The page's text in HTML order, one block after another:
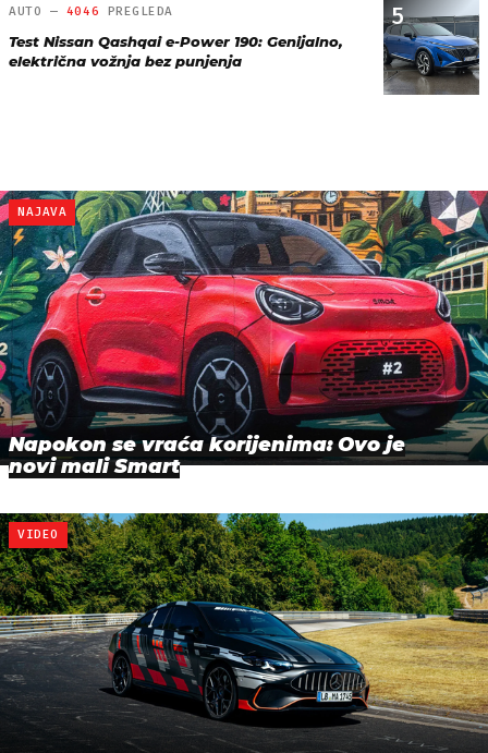
5
AUTO — 4046 PREGLEDA
Test Nissan Qashqai e-Power 190: Genijalno,
električna vožnja bez punjenja
NAJAVA
Napokon se vraća korijenima: Ovo je
novi mali Smart
VIDEO